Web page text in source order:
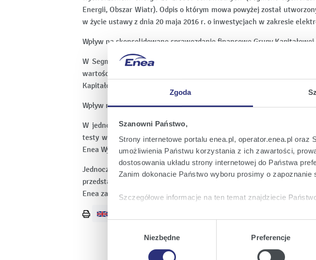
Zgoda
Szanowni Państwo,
Strony internetowe portalu enea.pl, operator.enea.pl
umożliwienia Państwu korzystania z ich zawartości,
dostosowania układu strony internetowej do Państwa
Zanim dokonacie Państwo wyboru prosimy o
Szczegółowe informacje na ten temat znajdziecie
KlikającAkceptuję wszystkiewyrażają Państwo
Zmień ustawienia
, możecie Państwo
urządzeniu.
Niezbędne Preferencje
Energii, Obszar Wiatr). Odpis o którym mowa powyżej został
w życie ustawy z dnia 20 maja 2016 r. o inwestycjach w zakresie
Wpływ na skonsolidowane sprawozdanie finansowe Grupy Kapitałowej
W Segmencie Wytwarzania wyniki przeprowadzonych testów
wartości aktywów, która ujęta będzie w skonsolidowanym
Kapitałowej Enea na łączną kwotę 42 mln zł.
Wpływ na jednostkowe sprawozdanie finansowe Enea S.A.
W jednostkowym sprawozdaniu finansowym Enea S.A. za I półrocze
testy wskazują konieczność ujęcia odpisów z tytułu utraty
Enea Wytwarzanie Sp. z o.o. w wysokości 42 mln zł.
Jednocześnie Emitent informuje, iż ostateczne wyniki finansowe
przedstawione w rozszerzonym skonsolidowanym raporcie
Enea za I H 2016 roku, którego publikację zaplanowano na 26 sierpnia
Wydrukuj